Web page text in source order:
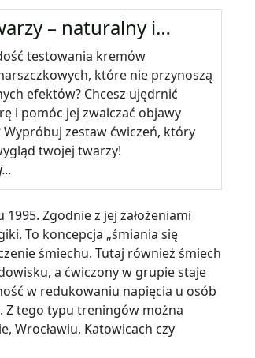
– naturalny i…
testowania kremów
które nie przynoszą
efektów? Chcesz ujędrnić
i pomóc jej zwalczać objawy
Wypróbuj zestaw ćwiczeń, który
twojej twarzy!
Zgodnie z jej założeniami
To koncepcja „śmiania się
śmiechu. Tutaj również śmiech
a ćwiczony w grupie staje
w redukowaniu napięcia u osób
Z tego typu treningów można
Wrocławiu, Katowicach czy